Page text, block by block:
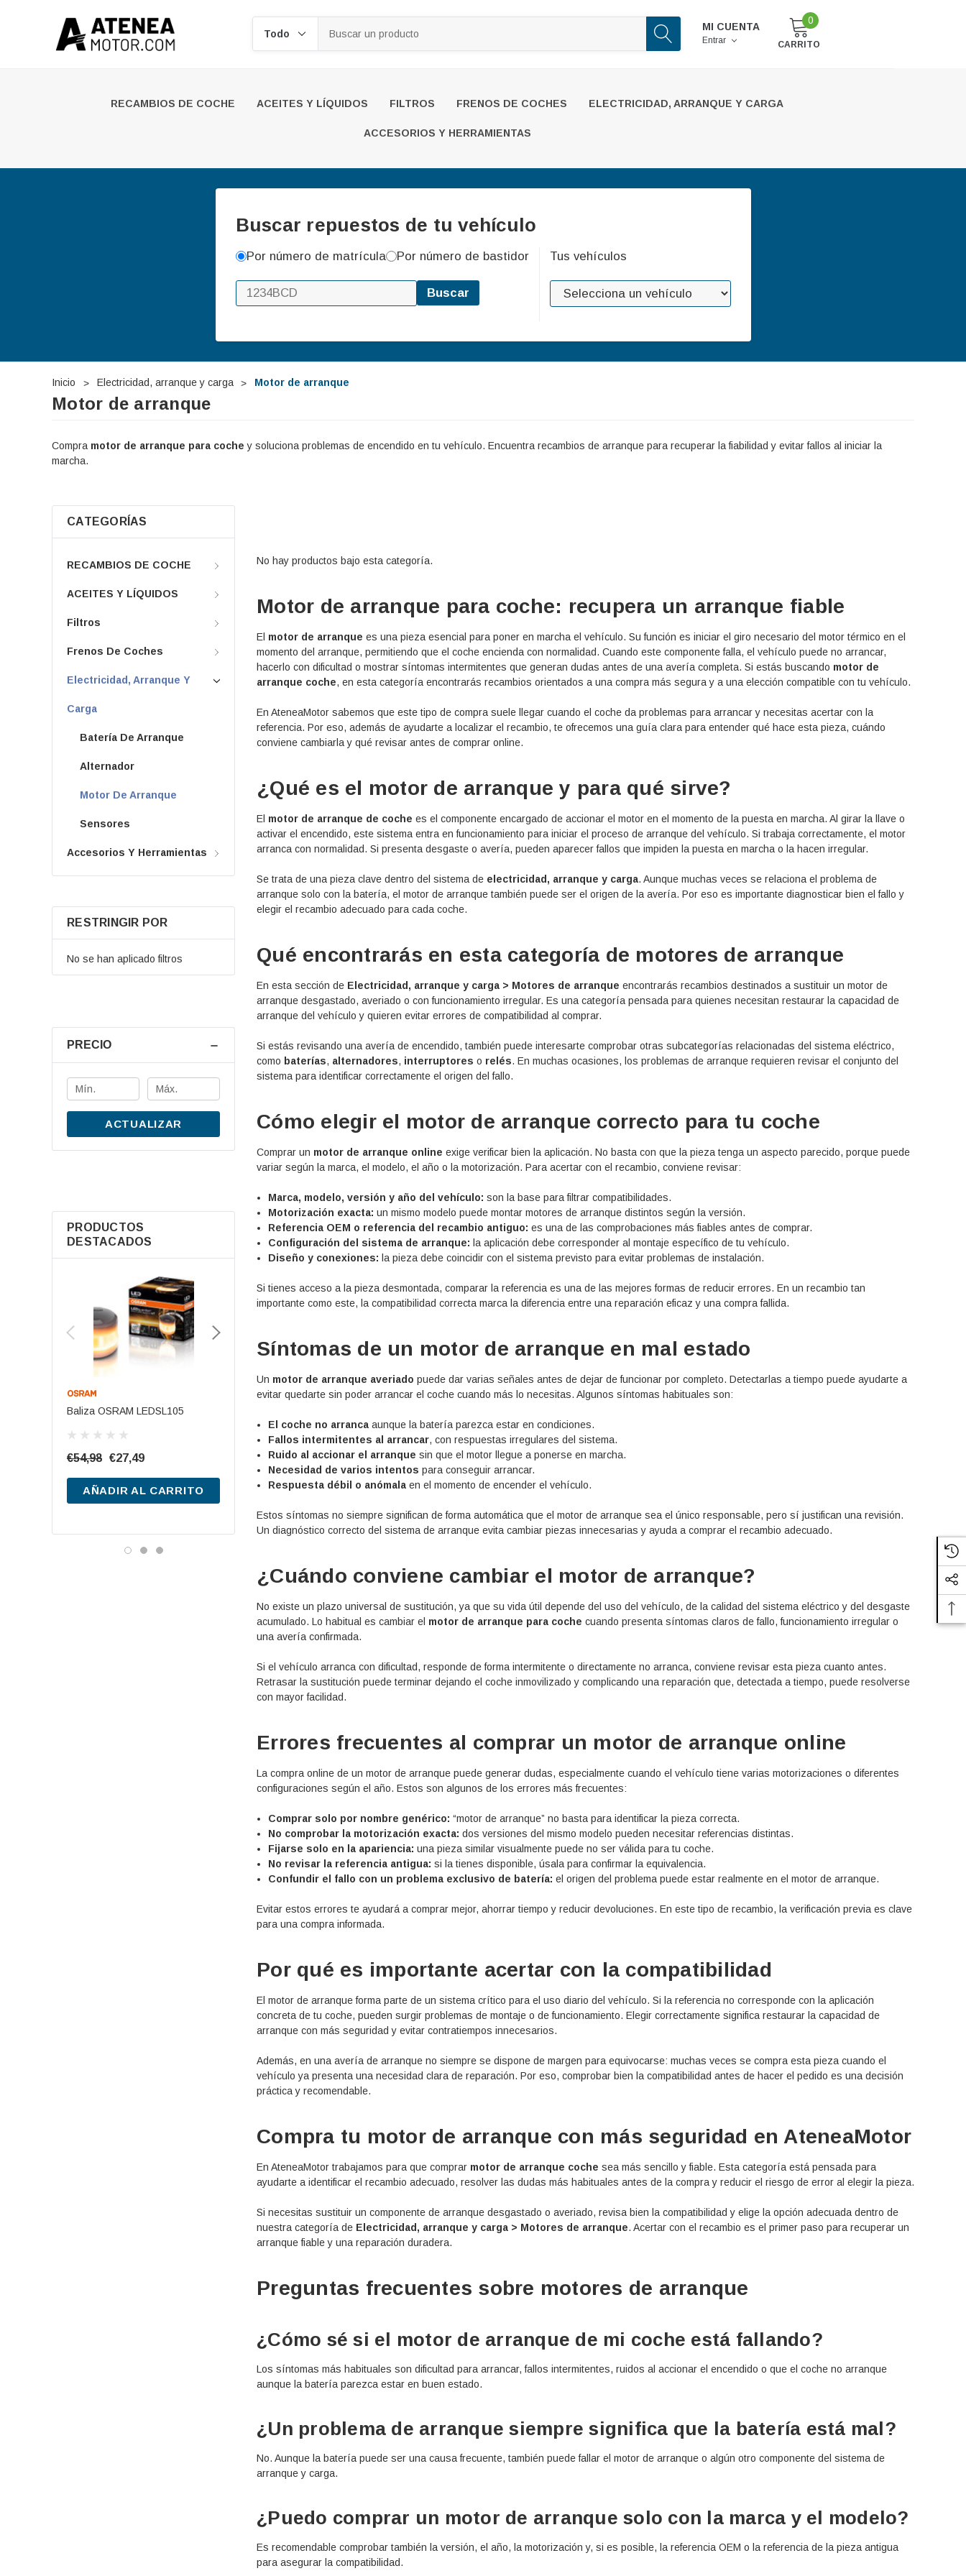
MI CUENTA
Entrar
0
CARRITO
RECAMBIOS DE COCHE ACEITES Y LÍQUIDOS FILTROS FRENOS DE COCHES ELECTRICIDAD, ARRANQUE Y CARGA
ACCESORIOS Y HERRAMIENTAS
Buscar repuestos de tu vehículo
Por número de matrícula Por número de bastidor
Buscar
Tus vehículos
Inicio Electricidad, arranque y carga Motor de arranque
Motor de arranque
Compra motor de arranque para coche y soluciona problemas de encendido en tu vehículo. Encuentra recambios de arranque para recuperar la fiabilidad y evitar fallos al iniciar la
marcha.
CATEGORÍAS
RECAMBIOS DE COCHE
ACEITES Y LÍQUIDOS
Filtros
Frenos De Coches
Electricidad, Arranque Y
Carga
Batería De Arranque
Alternador
Motor De Arranque
Sensores
Accesorios Y Herramientas
RESTRINGIR POR
No se han aplicado filtros
PRECIO
ACTUALIZAR
PRODUCTOS
DESTACADOS
Baliza OSRAM LEDSL105
€54,98 €27,49
AÑADIR AL CARRITO
TB740 12V 74Ah
€199,76 €87,20
TA1000 12V 100Ah
€275,29 €127,87
No hay productos bajo esta categoría.
Motor de arranque para coche: recupera un arranque fiable
El motor de arranque es una pieza esencial para poner en marcha el vehículo. Su función es iniciar el giro necesario del motor térmico en el
momento del arranque, permitiendo que el coche encienda con normalidad. Cuando este componente falla, el vehículo puede no arrancar,
hacerlo con dificultad o mostrar síntomas intermitentes que generan dudas antes de una avería completa. Si estás buscando motor de
arranque coche, en esta categoría encontrarás recambios orientados a una compra más segura y a una elección compatible con tu vehículo.
En AteneaMotor sabemos que este tipo de compra suele llegar cuando el coche da problemas para arrancar y necesitas acertar con la
referencia. Por eso, además de ayudarte a localizar el recambio, te ofrecemos una guía clara para entender qué hace esta pieza, cuándo
conviene cambiarla y qué revisar antes de comprar online.
¿Qué es el motor de arranque y para qué sirve?
El motor de arranque de coche es el componente encargado de accionar el motor en el momento de la puesta en marcha. Al girar la llave o
activar el encendido, este sistema entra en funcionamiento para iniciar el proceso de arranque del vehículo. Si trabaja correctamente, el motor
arranca con normalidad. Si presenta desgaste o avería, pueden aparecer fallos que impiden la puesta en marcha o la hacen irregular.
Se trata de una pieza clave dentro del sistema de electricidad, arranque y carga. Aunque muchas veces se relaciona el problema de
arranque solo con la batería, el motor de arranque también puede ser el origen de la avería. Por eso es importante diagnosticar bien el fallo y
elegir el recambio adecuado para cada coche.
Qué encontrarás en esta categoría de motores de arranque
En esta sección de Electricidad, arranque y carga > Motores de arranque encontrarás recambios destinados a sustituir un motor de
arranque desgastado, averiado o con funcionamiento irregular. Es una categoría pensada para quienes necesitan restaurar la capacidad de
arranque del vehículo y quieren evitar errores de compatibilidad al comprar.
Si estás revisando una avería de encendido, también puede interesarte comprobar otras subcategorías relacionadas del sistema eléctrico,
como baterías, alternadores, interruptores o relés. En muchas ocasiones, los problemas de arranque requieren revisar el conjunto del
sistema para identificar correctamente el origen del fallo.
Cómo elegir el motor de arranque correcto para tu coche
Comprar un motor de arranque online exige verificar bien la aplicación. No basta con que la pieza tenga un aspecto parecido, porque puede
variar según la marca, el modelo, el año o la motorización. Para acertar con el recambio, conviene revisar:
Marca, modelo, versión y año del vehículo: son la base para filtrar compatibilidades.
Motorización exacta: un mismo modelo puede montar motores de arranque distintos según la versión.
Referencia OEM o referencia del recambio antiguo: es una de las comprobaciones más fiables antes de comprar.
Configuración del sistema de arranque: la aplicación debe corresponder al montaje específico de tu vehículo.
Diseño y conexiones: la pieza debe coincidir con el sistema previsto para evitar problemas de instalación.
Si tienes acceso a la pieza desmontada, comparar la referencia es una de las mejores formas de reducir errores. En un recambio tan
importante como este, la compatibilidad correcta marca la diferencia entre una reparación eficaz y una compra fallida.
Síntomas de un motor de arranque en mal estado
Un motor de arranque averiado puede dar varias señales antes de dejar de funcionar por completo. Detectarlas a tiempo puede ayudarte a
evitar quedarte sin poder arrancar el coche cuando más lo necesitas. Algunos síntomas habituales son:
El coche no arranca aunque la batería parezca estar en condiciones.
Fallos intermitentes al arrancar, con respuestas irregulares del sistema.
Ruido al accionar el arranque sin que el motor llegue a ponerse en marcha.
Necesidad de varios intentos para conseguir arrancar.
Respuesta débil o anómala en el momento de encender el vehículo.
Estos síntomas no siempre significan de forma automática que el motor de arranque sea el único responsable, pero sí justifican una revisión.
Un diagnóstico correcto del sistema de arranque evita cambiar piezas innecesarias y ayuda a comprar el recambio adecuado.
¿Cuándo conviene cambiar el motor de arranque?
No existe un plazo universal de sustitución, ya que su vida útil depende del uso del vehículo, de la calidad del sistema eléctrico y del desgaste
acumulado. Lo habitual es cambiar el motor de arranque para coche cuando presenta síntomas claros de fallo, funcionamiento irregular o
una avería confirmada.
Si el vehículo arranca con dificultad, responde de forma intermitente o directamente no arranca, conviene revisar esta pieza cuanto antes.
Retrasar la sustitución puede terminar dejando el coche inmovilizado y complicando una reparación que, detectada a tiempo, puede resolverse
con mayor facilidad.
Errores frecuentes al comprar un motor de arranque online
La compra online de un motor de arranque puede generar dudas, especialmente cuando el vehículo tiene varias motorizaciones o diferentes
configuraciones según el año. Estos son algunos de los errores más frecuentes:
Comprar solo por nombre genérico: “motor de arranque” no basta para identificar la pieza correcta.
No comprobar la motorización exacta: dos versiones del mismo modelo pueden necesitar referencias distintas.
Fijarse solo en la apariencia: una pieza similar visualmente puede no ser válida para tu coche.
No revisar la referencia antigua: si la tienes disponible, úsala para confirmar la equivalencia.
Confundir el fallo con un problema exclusivo de batería: el origen del problema puede estar realmente en el motor de arranque.
Evitar estos errores te ayudará a comprar mejor, ahorrar tiempo y reducir devoluciones. En este tipo de recambio, la verificación previa es clave
para una compra informada.
Por qué es importante acertar con la compatibilidad
El motor de arranque forma parte de un sistema crítico para el uso diario del vehículo. Si la referencia no corresponde con la aplicación
concreta de tu coche, pueden surgir problemas de montaje o de funcionamiento. Elegir correctamente significa restaurar la capacidad de
arranque con más seguridad y evitar contratiempos innecesarios.
Además, en una avería de arranque no siempre se dispone de margen para equivocarse: muchas veces se compra esta pieza cuando el
vehículo ya presenta una necesidad clara de reparación. Por eso, comprobar bien la compatibilidad antes de hacer el pedido es una decisión
práctica y recomendable.
Compra tu motor de arranque con más seguridad en AteneaMotor
En AteneaMotor trabajamos para que comprar motor de arranque coche sea más sencillo y fiable. Esta categoría está pensada para
ayudarte a identificar el recambio adecuado, resolver las dudas más habituales antes de la compra y reducir el riesgo de error al elegir la pieza.
Si necesitas sustituir un componente de arranque desgastado o averiado, revisa bien la compatibilidad y elige la opción adecuada dentro de
nuestra categoría de Electricidad, arranque y carga > Motores de arranque. Acertar con el recambio es el primer paso para recuperar un
arranque fiable y una reparación duradera.
Preguntas frecuentes sobre motores de arranque
¿Cómo sé si el motor de arranque de mi coche está fallando?
Los síntomas más habituales son dificultad para arrancar, fallos intermitentes, ruidos al accionar el encendido o que el coche no arranque
aunque la batería parezca estar en buen estado.
¿Un problema de arranque siempre significa que la batería está mal?
No. Aunque la batería puede ser una causa frecuente, también puede fallar el motor de arranque o algún otro componente del sistema de
arranque y carga.
¿Puedo comprar un motor de arranque solo con la marca y el modelo?
Es recomendable comprobar también la versión, el año, la motorización y, si es posible, la referencia OEM o la referencia de la pieza antigua
para asegurar la compatibilidad.